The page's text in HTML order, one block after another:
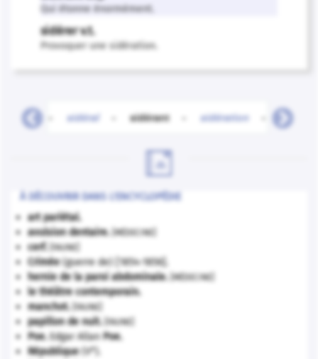
Qui étonne énormément.
sidérer v.t.
Provoquer une sidération.
sidéen sidéral sidérant sidération sidérer

À DÉCOUVRIR DANS L'ENCYCLOPÉDIE
art pariétal.
avulsion dentaire. [MÉDECINE]
cerf. [FAUNE]
Crimée(guerre de) [1854-1856].
hernie de la paroi abdominale. [MÉDECINE]
le théâtre contemporain.
manchot. [FAUNE]
papillon de nuit. [FAUNE]
Poe.Edgar AllanPoe.
République(Ve